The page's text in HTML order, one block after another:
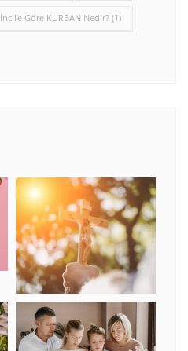
İncil’e Göre KURBAN Nedir? (1)